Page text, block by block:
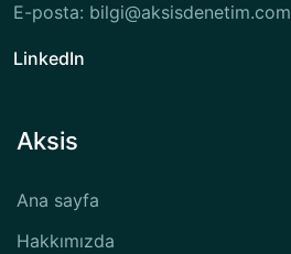
E-posta: bilgi@aksisdenetim.com
LinkedIn
Aksis
Ana sayfa
Hakkımızda